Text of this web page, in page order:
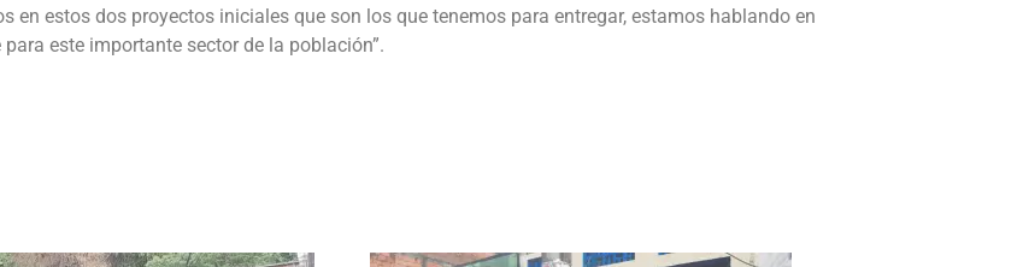
en estos dos proyectos iniciales que son los que tenemos para entregar, estamos hablando en
este importante sector de la población”.